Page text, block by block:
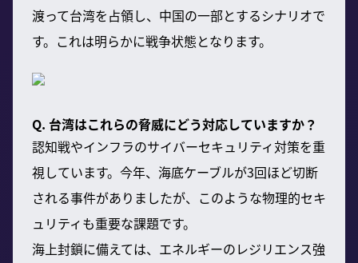
渡って台湾を占領し、中国の一部とするシナリオで
す。これは明らかに戦争状態となります。
Q. 台湾はこれらの脅威にどう対応していますか？
認知戦やインフラのサイバーセキュリティ対策を重
視しています。今年、海底ケーブルが3回ほど切断
される事件がありましたが、このような物理的セキ
ュリティも重要な課題です。
海上封鎖に備えては、エネルギーのレジリエンス強